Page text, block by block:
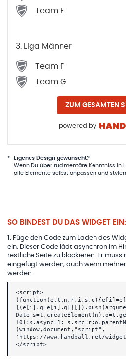
Team E
3. Liga Männer
Team F
Team G
ZUM GESAMTEN
powered by
*
Eigenes Design gewünscht?
Wenn Du über rudimentäre Kenntniss in
alle Elemente selbst anpassen und
SO BINDEST DU DAS WIDGET EIN:
1 . Füge den Code zum Laden des
ein. Dieser Code lädt asynchron im
restliche Seite zu blockieren. Er muss
eingefügt werden, auch wenn
werden.
<script>
[0];s.async=1;
(window,document,"script",
'https://www.handball.net/
</script>